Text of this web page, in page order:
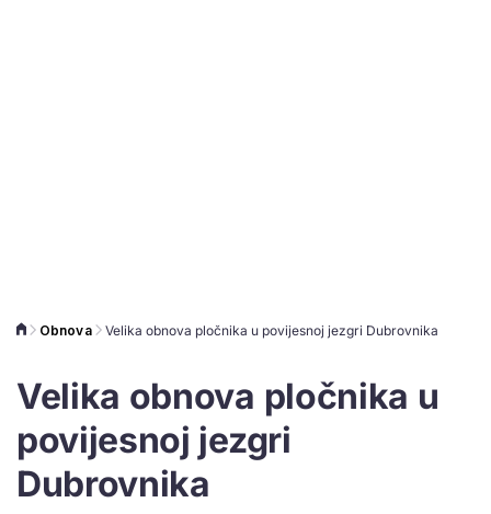
Obnova Velika obnova pločnika u povijesnoj jezgri Dubrovnika
Velika obnova pločnika u
povijesnoj jezgri
Dubrovnika